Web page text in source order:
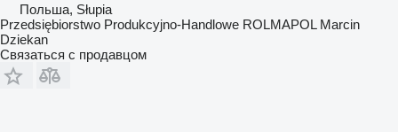
Польша, Słupia
Przedsiębiorstwo Produkcyjno-Handlowe ROLMAPOL Marcin
Dziekan
Связаться с продавцом